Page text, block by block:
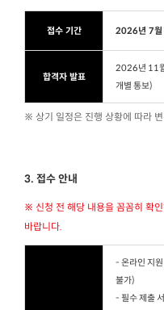
접수 기간 2026년 7월
합격자 발표
2026년 11
개별 통보)
※ 상기 일정은 진행 상황에 따라
3. 접수 안내
※ 신청 전 해당 내용을 꼼꼼히 확
바랍니다.
- 온라인 지
불가)
- 필수 제출